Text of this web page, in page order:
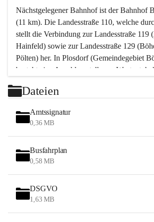
Nächstgelegener Bahnhof ist der Bahnhof
(11 km). Die Landesstraße 110, welche
stellt die Verbindung zur Landesstraße 119
Hainfeld) sowie zur Landesstraße 129
Pölten) her. In Plosdorf (Gemeindegebiet
besteht eine Anschlussstelle zur
Wien erreicht man in ca. 45 Minuten.
Stössing zählt noch zum
zum Naherholungsraum St. Pölten. Viele
„ihre Wiener“. Seit 1960 bauten viele
Wochenendhäuser im Gemeindegebiet.
waldreichen Jagdgebietes haben viele
Das Wandern ist aus touristischer Sicht die
Tätigkeit. Das hügelige Gebiet mit
Wiesen, Wälder und Obstkulturen lädt
Dateien
Amtssignatur
0,36 MB
Busfahrplan
0,58 MB
DSGVO
1,63 MB